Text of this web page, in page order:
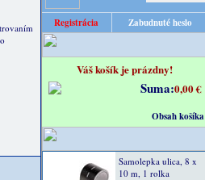
Registrácia Zabudnuté heslo
Váš košík je prázdny!
Suma:0,00 €
Obsah košíka
Samolepka ulica, 8 x
10 m, 1 rolka